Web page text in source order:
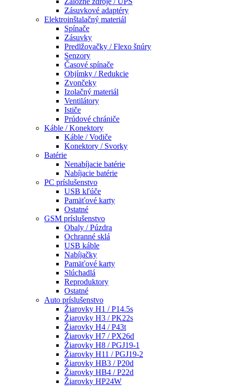
Zásuvkové adaptéry
Elektroinštalačný materiál
Spínače
Zásuvky
Predlžovačky / Flexo šnúry
Senzory
Časové spínače
Objímky / Redukcie
Zvončeky
Izolačný materiál
Ventilátory
Ističe
Prúdové chrániče
Káble / Konektory
Káble / Vodiče
Konektory / Svorky
Batérie
Nenabíjacie batérie
Nabíjacie batérie
PC príslušenstvo
USB kľúče
Pamäťové karty
Ostatné
GSM príslušenstvo
Obaly / Púzdra
Ochranné sklá
USB káble
Nabíjačky
Pamäťové karty
Slúchadlá
Reproduktory
Ostatné
Auto príslušenstvo
Žiarovky H1 / P14.5s
Žiarovky H3 / PK22s
Žiarovky H4 / P43t
Žiarovky H7 / PX26d
Žiarovky H8 / PGJ19-1
Žiarovky H11 / PGJ19-2
Žiarovky HB3 / P20d
Žiarovky HB4 / P22d
Žiarovky HP24W